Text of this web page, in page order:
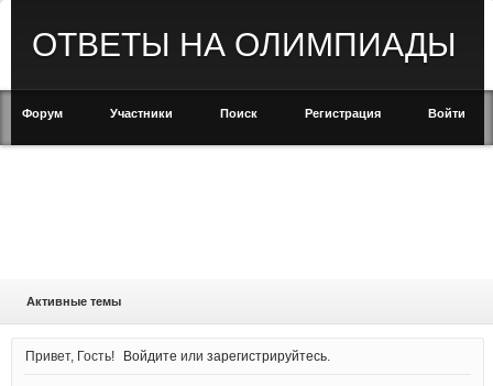
ОТВЕТЫ НА ОЛИМПИАДЫ
Форум Участники Поиск Регистрация Войти
Активные темы
Привет, Гость! Войдите илизарегистрируйтесь